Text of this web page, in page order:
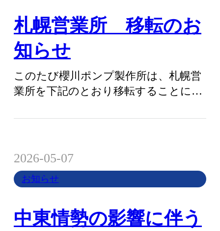
札幌営業所 移転のお
知らせ
このたび櫻川ポンプ製作所は、札幌営
業所を下記のとおり移転することにな
お、移…
2026-05-07
お知らせ
中東情勢の影響に伴う